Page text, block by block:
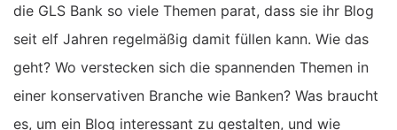
die GLS Bank so viele Themen parat, dass sie ihr Blog
seit elf Jahren regelmäßig damit füllen kann. Wie das
geht? Wo verstecken sich die spannenden Themen in
einer konservativen Branche wie Banken? Was braucht
es, um ein Blog interessant zu gestalten, und wie